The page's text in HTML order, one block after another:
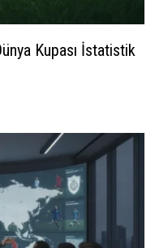
Kupası İstatistik